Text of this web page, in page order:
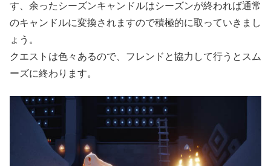
す、余ったシーズンキャンドルはシーズンが終われば通常
のキャンドルに変換されますので積極的に取っていきまし
ょう。
クエストは色々あるので、フレンドと協力して行うとスム
ーズに終わります。